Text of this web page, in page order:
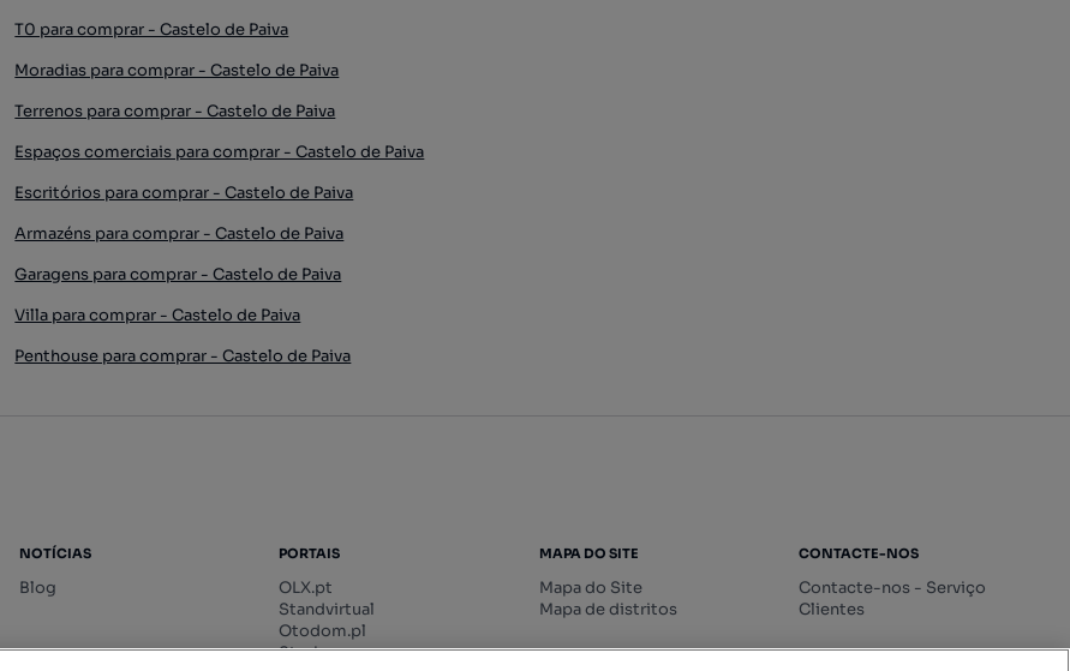
T0 para comprar - Castelo de Paiva
Moradias para comprar - Castelo de Paiva
Terrenos para comprar - Castelo de Paiva
Espaços comerciais para comprar - Castelo de Paiva
Escritórios para comprar - Castelo de Paiva
Armazéns para comprar - Castelo de Paiva
Garagens para comprar - Castelo de Paiva
Villa para comprar - Castelo de Paiva
Penthouse para comprar - Castelo de Paiva
NOTÍCIAS
Blog
PORTAIS
OLX.pt
Standvirtual
Otodom.pl
Storia.ro
MAPA DO SITE
Mapa do Site
Mapa de distritos
CONTACTE-NOS
Contacte-nos - Serviço
Clientes